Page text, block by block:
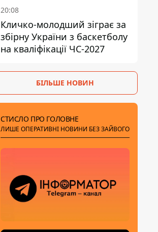
20:08
Кличко-молодший зіграє за
збірну України з баскетболу
на кваліфікації ЧС-2027
БІЛЬШЕ НОВИН
СТИСЛО ПРО ГОЛОВНЕ
ЛИШЕ ОПЕРАТИВНІ НОВИНИ БЕЗ ЗАЙВОГО